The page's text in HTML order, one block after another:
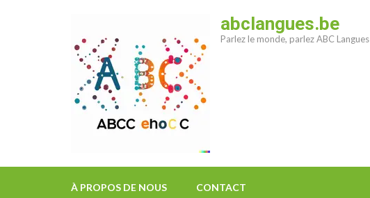
abclangues.be
Parlez le monde, parlez ABC Langues
À PROPOS DE NOUS CONTACT